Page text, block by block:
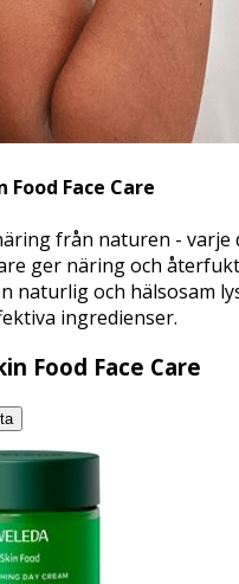
Food Face Care
från naturen - varje
ger näring och
naturlig och hälsosam
ingredienser.
Food Face Care